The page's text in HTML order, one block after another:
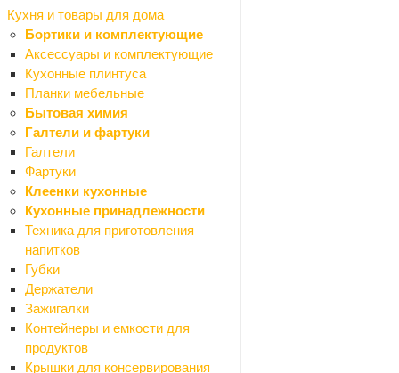
Кухня и товары для дома
Бортики и комплектующие
Аксессуары и комплектующие
Кухонные плинтуса
Планки мебельные
Бытовая химия
Галтели и фартуки
Галтели
Фартуки
Клеенки кухонные
Кухонные принадлежности
Техника для приготовления
напитков
Губки
Держатели
Зажигалки
Контейнеры и емкости для
продуктов
Крышки для консервирования
Герметизация труб
Камины, печи, аксессуары
Краски и декор
Назад
Краски и декор
Герметики
Назад
Герметики
Силиконовые
Акриловые
Битумные
Виброакустические
Гибридные
Каучуковые
Полиуретановые
Санитарные
Силиконо-акриловые
Термостойкие
Декор